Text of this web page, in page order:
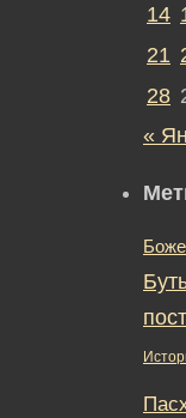
14
21
28
«
пост